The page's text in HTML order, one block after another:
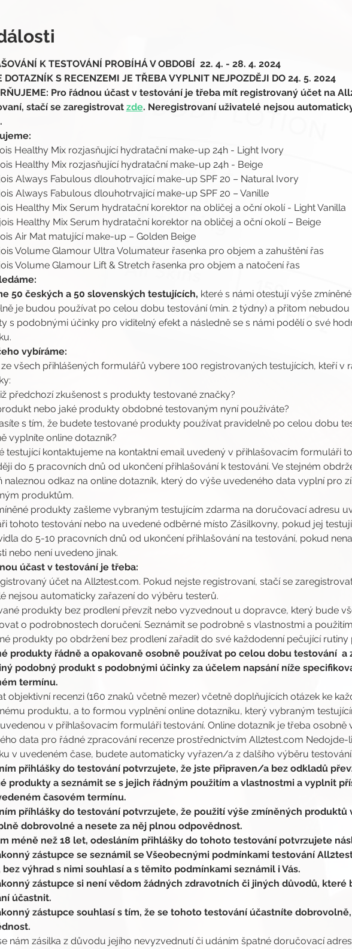
K TESTOVÁNÍ PROBÍHÁ V OBDOBÍ  22. 4. - 28. 4. 2024
DOTAZNÍK S RECENZEMI JE TŘEBA VYPLNIT NEJPOZDĚJI DO 24. 5. 2024
Pro řádnou účast v testování je třeba mít registrovaný účet na
stačí se zaregistrovat zde. Neregistrovaní uživatelé nejsou
Healthy Mix rozjasňující hydratační make-up 24h - Light Ivory
Healthy Mix rozjasňující hydratační make-up 24h - Beige
Always Fabulous dlouhotrvající make-up SPF 20 – Natural Ivory
Always Fabulous dlouhotrvající make-up SPF 20 – Vanille
Healthy Mix Serum hydratační korektor na obličej a oční okolí - Light Vanilla
Healthy Mix Serum hydratační korektor na obličej a oční okolí – Beige
Air Mat matující make-up – Golden Beige
Volume Glamour Ultra Volumateur řasenka pro objem a zahuštění řas
Volume Glamour Lift & Stretch řasenka pro objem a natočení řas
50 českých a 50 slovenských testujících, které s námi otestují výše
je budou používat po celou dobu testování (min. 2 týdny) a přitom
s podobnými účinky pro viditelný efekt a následně se s námi podělí o své
vybíráme:
všech přihlášených formulářů vybere 100 registrovaných testujících, kteří v
předchozí zkušenost s produkty testované značky?
nebo jaké produkty obdobné testovaným nyní používáte?
s tím, že budete testované produkty používat pravidelně po celou dobu
vyplníte online dotazník?
testující kontaktujeme na kontaktní email uvedený v přihlašovacím formuláři
do 5 pracovních dnů od ukončení přihlašování k testování. Ve stejném
naleznou odkaz na online dotazník, který do výše uvedeného data vyplní pro
produktům.
produkty zašleme vybraným testujícím zdarma na doručovací adresu
tohoto testování nebo na uvedené odběrné místo Zásilkovny, pokud jej
do 5-10 pracovních dnů od ukončení přihlašování na testování, pokud
nebo není uvedeno jinak.
účast v testování je třeba:
účet na All2test.com. Pokud nejste registrovaní, stačí se
nejsou automaticky zařazení do výběru testerů.
produkty bez prodlení převzít nebo vyzvednout u dopravce, který bude
o podrobnostech doručení. Seznámit se podrobně s vlastnostmi a
produkty po obdržení bez prodlení zařadit do své každodenní pečující
produkty řádně a opakovaně osobně používat po celou dobu testování  a
podobný produkt s podobnými účinky za účelem napsání níže
termínu.
objektivní recenzi (160 znaků včetně mezer) včetně doplňujících otázek ke
produktu, a to formou vyplnění online dotazníku, který vybraným
v přihlašovacím formuláři testování. Online dotazník je třeba osobně
data pro řádné zpracování recenze prostřednictvím All2test.com
v uvedeném čase, budete automaticky vyřazen/a z dalšího výběru testování.
přihlášky do testování potvrzujete, že jste připraven/a bez odkladů
produkty a seznámit se s jejich řádným použitím a vlastnostmi a vyplnit
časovém termínu.
příhlášky do testování potvrzujete, že použití výše zmíněných produktů
dobrovolné a nesete za něj plnou odpovědnost.
méně než 18 let, odesláním přihlášky do tohoto testování potvrzujete
zástupce se seznámil se Všeobecnými podmínkami testování
bez výhrad s nimi souhlasí a s těmito podmínkami seznámil i Vás.
zástupce si není vědom žádných zdravotních či jiných důvodů, které
účastnit.
zástupce souhlasí s tím, že se tohoto testování účastníte
nám zásilka z důvodu jejího nevyzvednutí či udáním špatné doručovací